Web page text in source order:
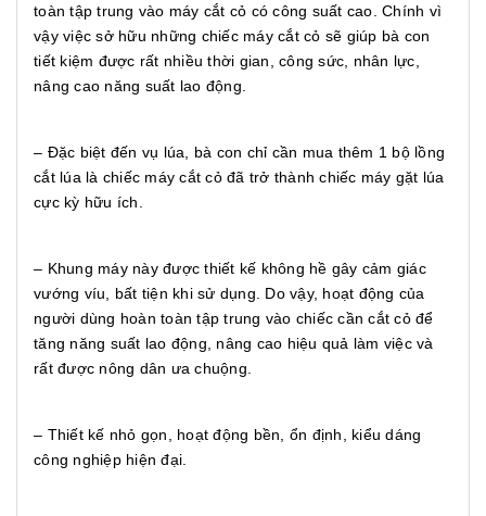
toàn tập trung vào máy cắt cỏ có công suất cao. Chính vì
vậy việc sở hữu những chiếc máy cắt cỏ sẽ giúp bà con
tiết kiệm được rất nhiều thời gian, công sức, nhân lực,
nâng cao năng suất lao động.
– Đặc biệt đến vụ lúa, bà con chỉ cần mua thêm 1 bộ lồng
cắt lúa là chiếc máy cắt cỏ đã trở thành chiếc máy gặt lúa
cực kỳ hữu ích.
– Khung máy này được thiết kế không hề gây cảm giác
vướng víu, bất tiện khi sử dụng. Do vậy, hoạt động của
người dùng hoàn toàn tập trung vào chiếc cần cắt cỏ để
tăng năng suất lao động, nâng cao hiệu quả làm việc và
rất được nông dân ưa chuộng.
– Thiết kế nhỏ gọn, hoạt động bền, ổn định, kiểu dáng
công nghiệp hiện đại.